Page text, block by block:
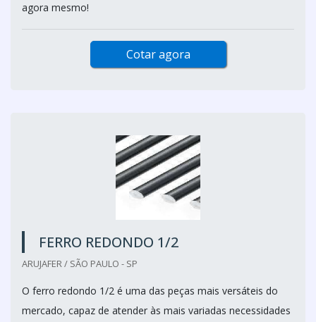
agora mesmo!
Cotar agora
FERRO REDONDO 1/2
ARUJAFER / SÃO PAULO - SP
O ferro redondo 1/2 é uma das peças mais versáteis do
mercado, capaz de atender às mais variadas necessidades